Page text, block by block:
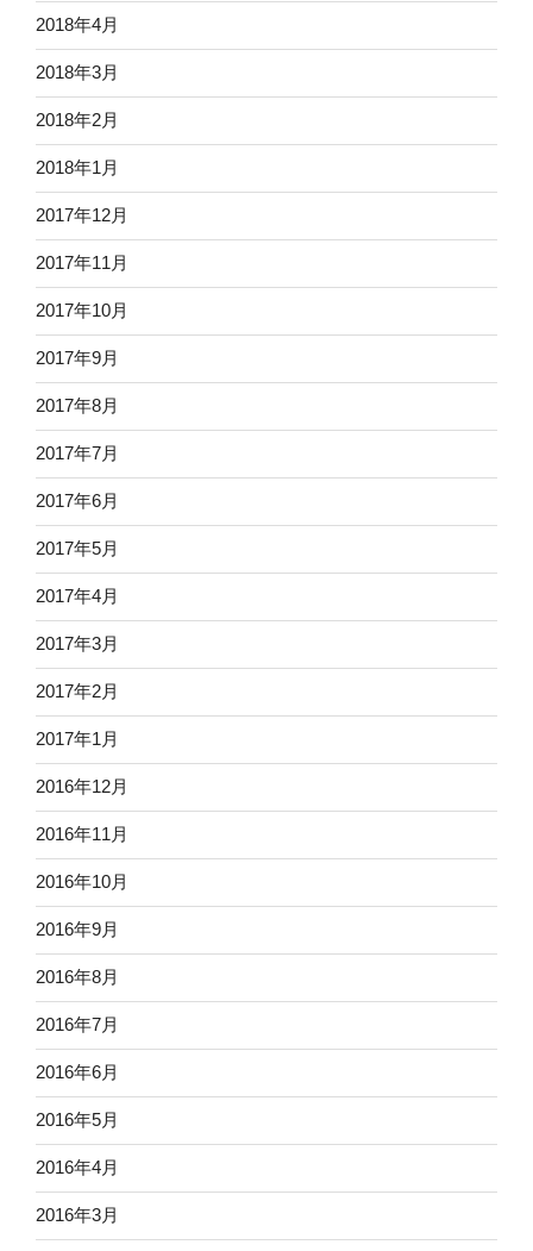
2018年4月
2018年3月
2018年2月
2018年1月
2017年12月
2017年11月
2017年10月
2017年9月
2017年8月
2017年7月
2017年6月
2017年5月
2017年4月
2017年3月
2017年2月
2017年1月
2016年12月
2016年11月
2016年10月
2016年9月
2016年8月
2016年7月
2016年6月
2016年5月
2016年4月
2016年3月